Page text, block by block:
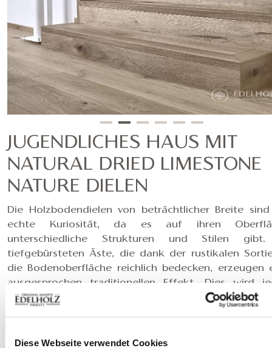
Diese Webseite verwendet Cookies
JUGENDLICHES HAUS MIT
NATURAL DRIED LIMESTONE
NATURE DIELEN
Die Holzbodendielen von beträchtlicher Breite
echte Kuriosität, da es auf ihren
unterschiedliche Strukturen und Stilen
tiefgebürsteten Äste, die dank der rustikalen
die Bodenoberfläche reichlich bedecken, erzeugen
ausgesprochen traditionellen Effekt. Dies wird
durch die tiefgebürstete Oberfläche der Dielen
ausgeglichen.